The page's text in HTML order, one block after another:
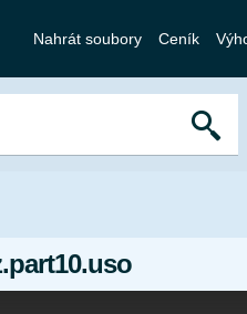
Nahrát soubory Ceník